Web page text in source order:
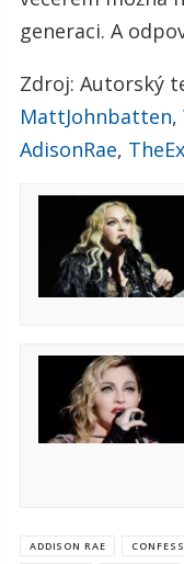
generaci. A
Zdroj: Autorský
MattJohnbatten,
AdisonRae,
ADDISON RAE